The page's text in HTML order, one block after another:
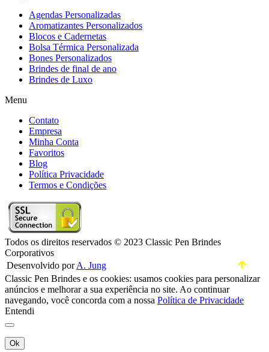
Agendas Personalizadas
Aromatizantes Personalizados
Blocos e Cadernetas
Bolsa Térmica Personalizada
Bones Personalizados
Brindes de final de ano
Brindes de Luxo
Menu
Contato
Empresa
Minha Conta
Favoritos
Blog
Política Privacidade
Termos e Condições
Todos os direitos reservados © 2023 Classic Pen Brindes
Corporativos
Desenvolvido porA. Jung
Classic Pen Brindes e os cookies: usamos cookies para personalizar
anúncios e melhorar a sua experiência no site. Ao continuar
navegando, você concorda com a nossa Política de Privacidade
Entendi
Ok